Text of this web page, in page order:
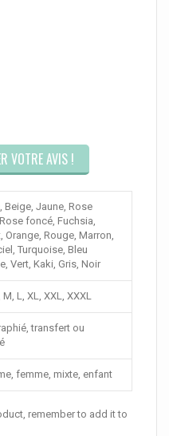
VOTRE AVIS !
Beige, Jaune, Rose
foncé, Fuchsia,
Orange, Rouge, Marron,
Turquoise, Bleu
Vert, Kaki, Gris, Noir
M, L, XL, XXL, XXXL
transfert ou
femme, mixte, enfant
remember to add it to